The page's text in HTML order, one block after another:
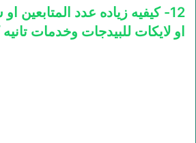
12- كيفيه زياده عدد المتابعين
او لايكات للبيدجات وخدمات تانيه